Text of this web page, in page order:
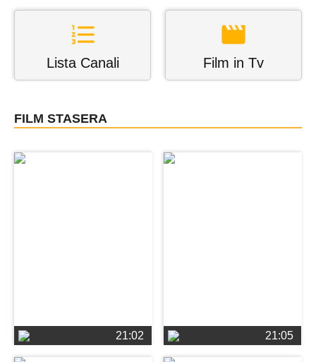
Lista Canali Film in Tv
FILM STASERA
21:02 21:05